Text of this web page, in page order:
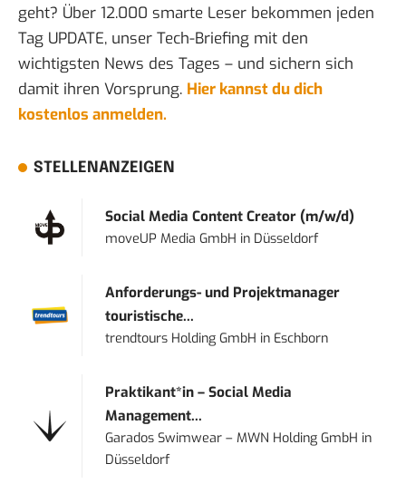
geht? Über 12.000 smarte Leser bekommen jeden
Tag UPDATE, unser Tech-Briefing mit den
wichtigsten News des Tages – und sichern sich
damit ihren Vorsprung. Hier kannst du dich
kostenlos anmelden.
STELLENANZEIGEN
Social Media Content Creator (m/w/d)
moveUP Media GmbH in Düsseldorf
Anforderungs- und Projektmanager
touristische...
trendtours Holding GmbH in Eschborn
Praktikant*in – Social Media
Management...
Garados Swimwear – MWN Holding GmbH in
Düsseldorf